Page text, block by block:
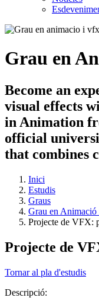
Grau en
Become an
visual effects
in Animation
official
that combines
Inici
Estudis
Graus
Grau en
Projecte de VFX:
Projecte de
Tornar al pla d'estudis
Descripció: